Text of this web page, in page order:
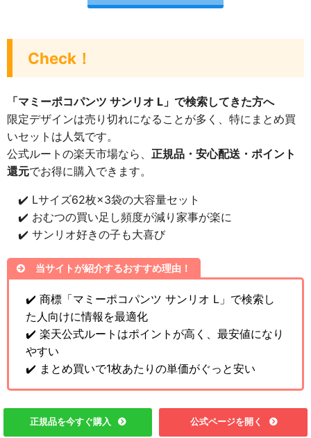
Check！
「マミーポコパンツ サンリオ L」で検索してきた方へ
限定デザインは売り切れになることが多く、特にまとめ買
いセットは人気です。
公式ルートの楽天市場なら、 正規品・安心配送・ポイント
還元でお得に購入できます。
✔️ Lサイズ62枚×3袋の大容量セット
✔️ おむつの買い足し頻度が減り家事が楽に
✔️ サンリオ好きの子も大喜び
当サイトが紹介するおすすめ理由！
✔️ 商標「マミーポコパンツ サンリオ L」で検索し
た人向けに情報を最適化
✔️ 楽天公式ルートはポイントが高く、最安値になり
やすい
✔️ まとめ買いで1枚あたりの単価がぐっと安い
正規品を今すぐ購入 公式ページを開く